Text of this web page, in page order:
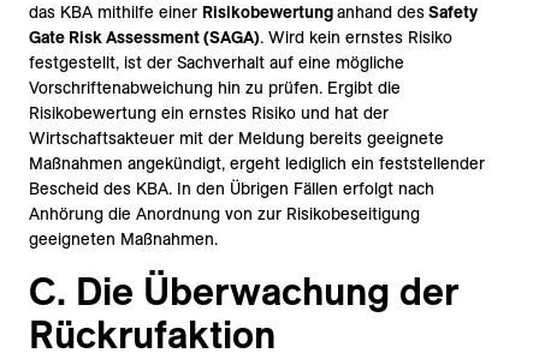
das KBA mithilfe einer Risikobewertunganhand desSafety
Gate Risk Assessment (SAGA). Wird kein ernstes Risiko
festgestellt, ist der Sachverhalt auf eine mögliche
Vorschriftenabweichung hin zu prüfen. Ergibt die
Risikobewertung ein ernstes Risiko und hat der
Wirtschaftsakteuer mit der Meldung bereits geeignete
Maßnahmen angekündigt, ergeht lediglich ein feststellender
Bescheid des KBA. In den Übrigen Fällen erfolgt nach
Anhörung die Anordnung von zur Risikobeseitigung
geeigneten Maßnahmen.
C. Die Überwachung der
Rückrufaktion